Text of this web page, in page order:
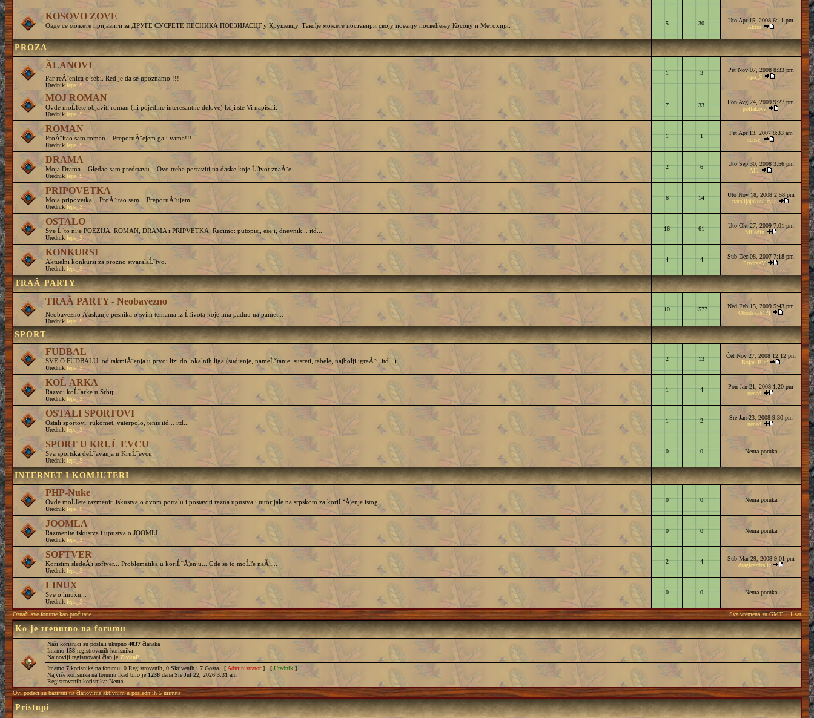
KOSOVO ZOVE
Овде се можете пријавити за ДРУГЕ СУСРЕТЕ ПЕСНИКА ПОЕЗИЈАСЦГ у Крушевцу. Такође можете поставири своју поезију посвећењу Косову и Метохији. 5 30
Uto Apr 15, 2008 6:11 pm
Aktus
PROZA
ĂLANOVI
Par reĂ¨enica o sebi. Red je da se upoznamo !!!
Urednik lepa_S
1 3
Pet Nov 07, 2008 8:33 pm
lepa_S
MOJ ROMAN
Ovde moĹľete objaviti roman (ili pojedine interesantne delove) koji ste Vi napisali.
Urednik lepa_S
7 33
Pon Avg 24, 2009 9:27 pm
pollakova
ROMAN
ProĂ¨itao sam roman... PreporuĂ¨ejem ga i vama!!!
Urednik lepa_S
1 1
Pet Apr 13, 2007 8:33 am
sensej
DRAMA
Moja Drama... Gledao sam predstavu... Ovo treba postaviti na daske koje Ĺľivot znaĂ¨e...
Urednik lepa_S
2 6
Uto Sep 30, 2008 3:56 pm
Alfa
PRIPOVETKA
Moja pripovetka... ProĂ¨itao sam... PreporuĂ¨ujem...
Urednik lepa_S
6 14
Uto Nov 18, 2008 2:58 pm
natalijajakovljevic
OSTALO
Sve Ĺˇto nije POEZIJA, ROMAN, DRAMA i PRIPVETKA. Recimo: putopisi, eseji, dnevnik... itd...
Urednik lepa_S
16 61
Uto Okt 27, 2009 7:01 pm
Miladin
KONKURSI
Aktuelni konkursi za prozno stvaralaĹˇtvo.
Urednik lepa_S
4 4
Sub Dec 08, 2007 7:18 pm
PredragV
TRAĂ PARTY
TRAĂ PARTY - Neobavezno
Neobavezno Ă¦askanje pesnika o svim temama iz Ĺľivota koje ima padnu na pamet...
Urednik lepa_S
10 1577
Ned Feb 15, 2009 5:43 pm
ObodskaMPI
SPORT
FUDBAL
SVE O FUDBALU: od takmiĂ¨enja u prvoj lizi do lokalnih liga (sudjenje, nameĹˇtanje, susreti, tabele, najbolji igraĂ¨i, itd...)
Urednik lepa_S
2 13
Čet Nov 27, 2008 12:12 pm
Bojan Blef
KOĹ ARKA
Razvoj koĹˇarke u Srbiji
Urednik lepa_S
1 4
Pon Jan 21, 2008 1:20 pm
nenad
OSTALI SPORTOVI
Ostali sportovi: rukomet, vaterpolo, tenis itd... itd...
Urednik lepa_S
1 2
Sre Jan 23, 2008 9:30 pm
nenad
SPORT U KRUĹ EVCU
Sva sportska deĹˇavanja u KruĹˇevcu
Urednik lepa_S
0 0 Nema poruka
INTERNET I KOMJUTERI
PHP-Nuke
Ovde moĹľete razmeniti iskustva o ovom portalu i postaviti razna upustva i tutorijale na srpskom za koriĹˇĂ¦enje istog.
Urednik lepa_S
0 0 Nema poruka
JOOMLA
Razmenite iskustva i upustva o JOOMLI
Urednik lepa_S
0 0 Nema poruka
SOFTVER
Koristim sledeĂ¦i softver... Problematika u koriĹˇĂ¦enju... Gde se to moĹľe naĂ¦i...
Urednik lepa_S
2 4
Sub Mar 29, 2008 9:01 pm
dragicazdralic
LINUX
Sve o linuxu...
Urednik lepa_S
0 0 Nema poruka
Označi sve forume kao pročitane Sva vremena su GMT + 1 sat
Ko je trenutno na forumu
Naši korisnici su poslali ukupno 4037 članaka
Imamo 158 registrovanih korisnika
Najnoviji registrovani član je ZivkoB
Imamo 7 korisnika na forumu: 0 Registrovanih, 0 Skrivenih i 7 Gosta [ Administrator] [ Urednik ]
Najviše korisnika na forumu ikad bilo je 1238 dana Sre Jul 22, 2026 3:31 am
Registrovanih korisnika: Nema
Ovi podaci su bazirani na članovima aktivnim u poslednjih 5 minuta
Pristupi